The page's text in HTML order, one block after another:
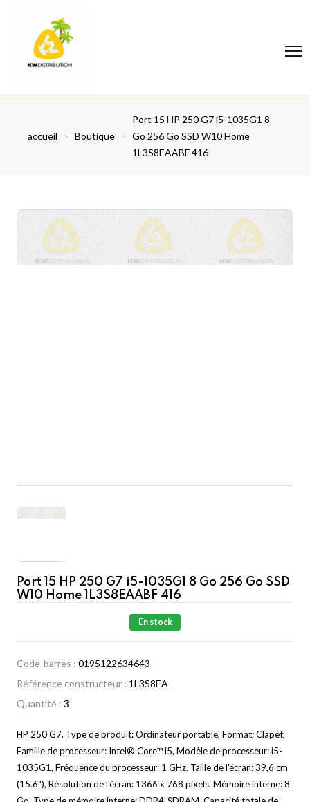
accueil > Boutique >
Port 15 HP 250 G7 i5-1035G1 8
Go 256 Go SSD W10 Home
1L3S8EAABF 416
Port 15 HP 250 G7 i5-1035G1 8 Go 256 Go SSD
W10 Home 1L3S8EAABF 416
En stock
Code-barres : 0195122634643
Référence constructeur : 1L3S8EA
Quantité : 3
HP 250 G7. Type de produit: Ordinateur portable, Format: Clapet.
Famille de processeur: Intel® Core™ i5, Modèle de processeur: i5-
1035G1, Fréquence du processeur: 1 GHz. Taille de l'écran: 39,6 cm
(15.6"), Résolution de l'écran: 1366 x 768 pixels. Mémoire interne: 8